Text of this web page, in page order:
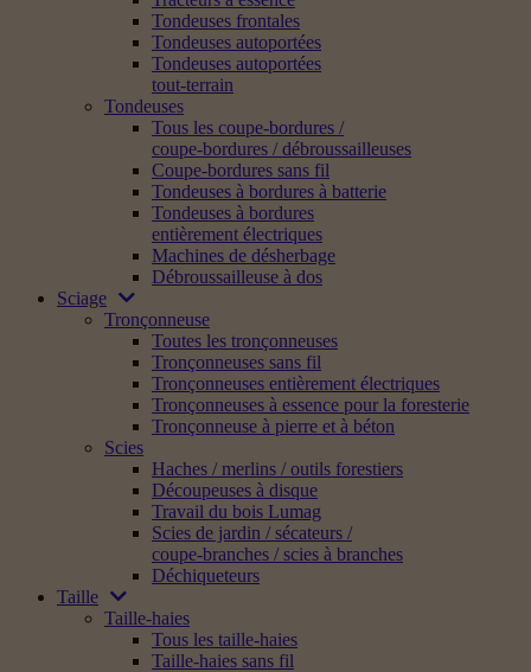
Tondeuses frontales
Tondeuses autoportées
Tondeuses autoportées
tout-terrain
Tondeuses
Tous les coupe-bordures /
coupe-bordures / débroussailleuses
Coupe-bordures sans fil
Tondeuses à bordures à batterie
Tondeuses à bordures
entièrement électriques
Machines de désherbage
Débroussailleuse à dos
Sciage
Tronçonneuse
Toutes les tronçonneuses
Tronçonneuses sans fil
Tronçonneuses entièrement électriques
Tronçonneuses à essence pour la foresterie
Tronçonneuse à pierre et à béton
Scies
Haches / merlins / outils forestiers
Découpeuses à disque
Travail du bois Lumag
Scies de jardin / sécateurs /
coupe-branches / scies à branches
Déchiqueteurs
Taille
Taille-haies
Tous les taille-haies
Taille-haies sans fil